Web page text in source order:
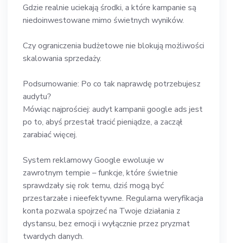
Gdzie realnie uciekają środki, a które kampanie są
niedoinwestowane mimo świetnych wyników.
Czy ograniczenia budżetowe nie blokują możliwości
skalowania sprzedaży.
Podsumowanie: Po co tak naprawdę potrzebujesz
audytu?
Mówiąc najprościej: audyt kampanii google ads jest
po to, abyś przestał tracić pieniądze, a zaczął
zarabiać więcej.
System reklamowy Google ewoluuje w
zawrotnym tempie – funkcje, które świetnie
sprawdzały się rok temu, dziś mogą być
przestarzałe i nieefektywne. Regularna weryfikacja
konta pozwala spojrzeć na Twoje działania z
dystansu, bez emocji i wyłącznie przez pryzmat
twardych danych.